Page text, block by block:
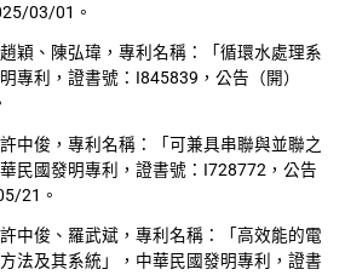
03/01。
穎、陳弘瑋，專利名稱：「循環水處理系
專利，證書號：I845839，公告（開）
中俊，專利名稱：「可兼具串聯與並聯之
民國發明專利，證書號：I728772，公告
21。
中俊、羅武斌，專利名稱：「高效能的電
法及其系統」，中華民國發明專利，證書